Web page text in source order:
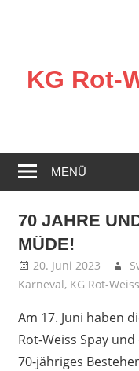
KG Rot-
in
Spay!
MENÜ
70 JAHRE
MÜDE!
20. Juni 2023
Karneval, KG Rot-
Am 17. Juni haben
Rot-Weiss Spay
70-jähriges